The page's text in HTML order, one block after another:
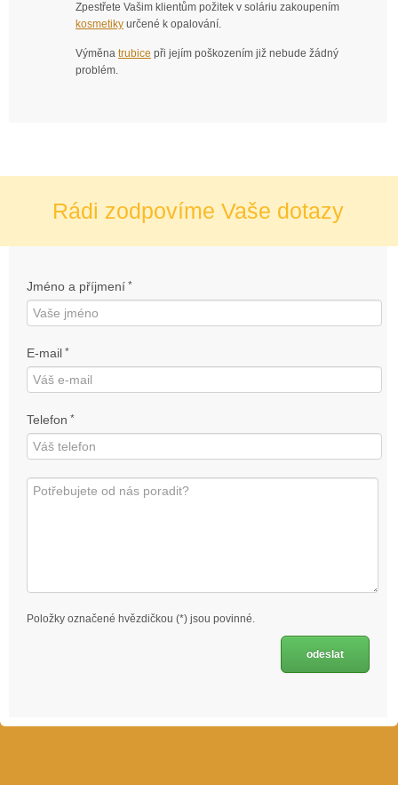
Zpestřete Vašim klientům požitek v soláriu zakoupením
kosmetiky určené k opalování.
Výměna trubice při jejím poškozením již nebude žádný
problém.
Rádi zodpovíme Vaše dotazy
Jméno a příjmení *
E-mail *
Telefon *
Položky označené hvězdičkou (*) jsou povinné.